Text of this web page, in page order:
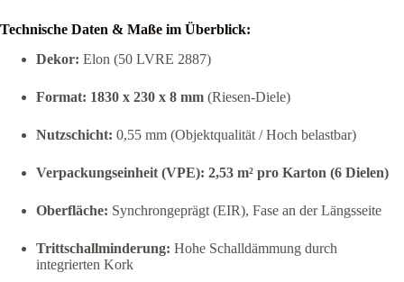
Technische Daten & Maße im Überblick:
Dekor: Elon (50 LVRE 2887)
Format: 1830 x 230 x 8 mm (Riesen-Diele)
Nutzschicht: 0,55 mm (Objektqualität / Hoch belastbar)
Verpackungseinheit (VPE): 2,53 m² pro Karton (6 Dielen)
Oberfläche: Synchrongeprägt (EIR), Fase an der Längsseite
Trittschallminderung: Hohe Schalldämmung durch
integrierten Kork